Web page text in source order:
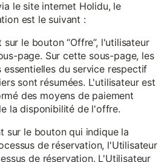
le site internet Holidu, le
est le suivant :
sur le bouton “Offre”, l'utilisateur
page. Sur cette sous-page, les
essentielles du service respectif
sont résumées. L'utilisateur est
des moyens de paiement
la disponibilité de l'offre.
sur le bouton qui indique la
de réservation, l'Utilisateur
de réservation. L'Utilisateur